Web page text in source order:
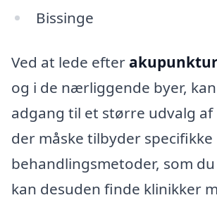
Bissinge
Ved at lede efter
og i de nærliggende byer,
adgang til et større udvalg af
der måske tilbyder specifikke
behandlingsmetoder, som du
kan desuden finde klinikker